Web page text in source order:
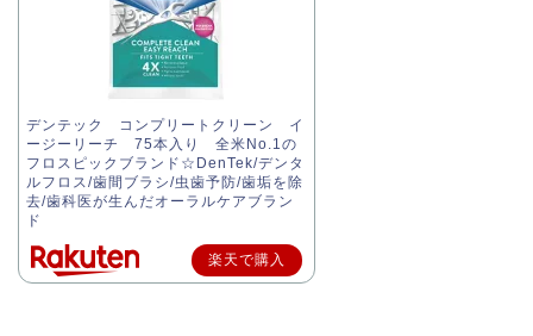
デンテック コンプリートクリーン イ
ージーリーチ 75本入り 全米No.1の
フロスピックブランド☆DenTek/デンタ
ルフロス/歯間ブラシ/虫歯予防/歯垢を除
去/歯科医が生んだオーラルケアブラン
ド
楽天で購入